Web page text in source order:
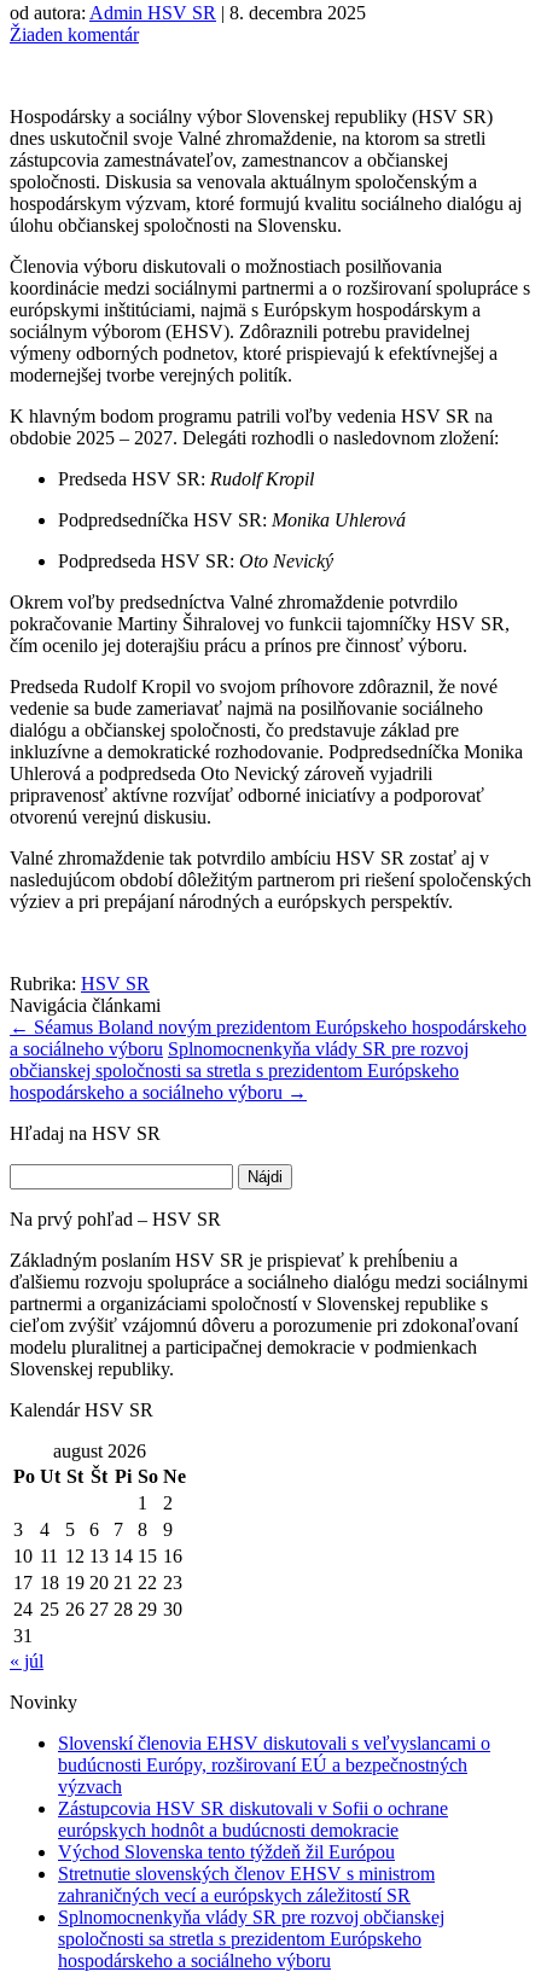
od autora: Admin HSV SR | 8. decembra 2025
Žiaden komentár
Hospodársky a sociálny výbor Slovenskej republiky (HSV SR)
dnes uskutočnil svoje Valné zhromaždenie, na ktorom sa stretli
zástupcovia zamestnávateľov, zamestnancov a občianskej
spoločnosti. Diskusia sa venovala aktuálnym spoločenským a
hospodárskym výzvam, ktoré formujú kvalitu sociálneho dialógu aj
úlohu občianskej spoločnosti na Slovensku.
Členovia výboru diskutovali o možnostiach posilňovania
koordinácie medzi sociálnymi partnermi a o rozširovaní spolupráce s
európskymi inštitúciami, najmä s Európskym hospodárskym a
sociálnym výborom (EHSV). Zdôraznili potrebu pravidelnej
výmeny odborných podnetov, ktoré prispievajú k efektívnejšej a
modernejšej tvorbe verejných politík.
K hlavným bodom programu patrili voľby vedenia HSV SR na
obdobie 2025 – 2027. Delegáti rozhodli o nasledovnom zložení:
Predseda HSV SR: Rudolf Kropil
Podpredsedníčka HSV SR: Monika Uhlerová
Podpredseda HSV SR: Oto Nevický
Okrem voľby predsedníctva Valné zhromaždenie potvrdilo
pokračovanie Martiny Šihralovej vo funkcii tajomníčky HSV SR,
čím ocenilo jej doterajšiu prácu a prínos pre činnosť výboru.
Predseda Rudolf Kropil vo svojom príhovore zdôraznil, že nové
vedenie sa bude zameriavať najmä na posilňovanie sociálneho
dialógu a občianskej spoločnosti, čo predstavuje základ pre
inkluzívne a demokratické rozhodovanie. Podpredsedníčka Monika
Uhlerová a podpredseda Oto Nevický zároveň vyjadrili
pripravenosť aktívne rozvíjať odborné iniciatívy a podporovať
otvorenú verejnú diskusiu.
Valné zhromaždenie tak potvrdilo ambíciu HSV SR zostať aj v
nasledujúcom období dôležitým partnerom pri riešení spoločenských
výziev a pri prepájaní národných a európskych perspektív.
Rubrika: HSV SR
Navigácia článkami
← Séamus Boland novým prezidentom Európskeho hospodárskeho
a sociálneho výboru Splnomocnenkyňa vlády SR pre rozvoj
občianskej spoločnosti sa stretla s prezidentom Európskeho
hospodárskeho a sociálneho výboru →
Hľadaj na HSV SR
Na prvý pohľad – HSV SR
Základným poslaním HSV SR je prispievať k prehĺbeniu a
ďalšiemu rozvoju spolupráce a sociálneho dialógu medzi sociálnymi
partnermi a organizáciami spoločností v Slovenskej republike s
cieľom zvýšiť vzájomnú dôveru a porozumenie pri zdokonaľovaní
modelu pluralitnej a participačnej demokracie v podmienkach
Slovenskej republiky.
Kalendár HSV SR
august 2026
Po Ut St Št Pi So Ne
1
2
3
4 5 6 7 8
9
10 11 12 13 14 15 16
17 18 19 20 21 22 23
24 25 26 27 28 29 30
31
« júl
Novinky
Slovenskí členovia EHSV diskutovali s veľvyslancami o
budúcnosti Európy, rozširovaní EÚ a bezpečnostných
výzvach
Zástupcovia HSV SR diskutovali v Sofii o ochrane
európskych hodnôt a budúcnosti demokracie
Východ Slovenska tento týždeň žil Európou
Stretnutie slovenských členov EHSV s ministrom
zahraničných vecí a európskych záležitostí SR
Splnomocnenkyňa vlády SR pre rozvoj občianskej
spoločnosti sa stretla s prezidentom Európskeho
hospodárskeho a sociálneho výboru